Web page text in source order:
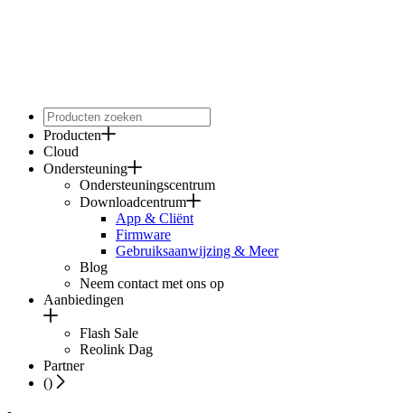
Producten
Cloud
Ondersteuning
Ondersteuningscentrum
Downloadcentrum
App & Cliënt
Firmware
Gebruiksaanwijzing & Meer
Blog
Neem contact met ons op
Aanbiedingen
Flash Sale
Reolink Dag
Partner
()